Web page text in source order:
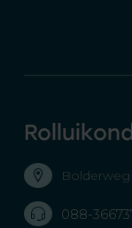
Bolderweg
088-